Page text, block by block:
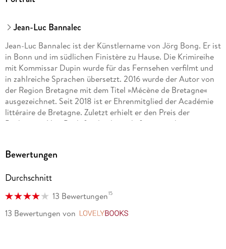
Jean-Luc Bannalec
Jean-Luc Bannalec ist der Künstlername von Jörg Bong. Er ist
in Bonn und im südlichen Finistère zu Hause. Die Krimireihe
mit Kommissar Dupin wurde für das Fernsehen verfilmt und
in zahlreiche Sprachen übersetzt. 2016 wurde der Autor von
der Region Bretagne mit dem Titel »Mécène de Bretagne«
ausgezeichnet. Seit 2018 ist er Ehrenmitglied der Académie
littéraire de Bretagne. Zuletzt erhielt er den Preis der
Buchmesse HomBuch für die deutsch-französischen
diversen Fernseh- und Kinoproduktionen und ist einer der
Bewertungen
Durchschnitt
13 Bewertungen15
13 Bewertungen von